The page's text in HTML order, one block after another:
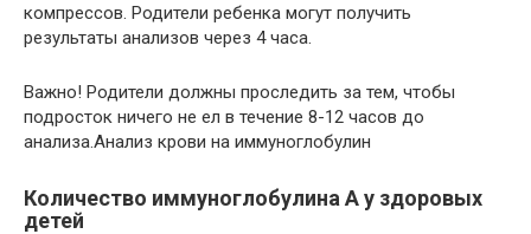
компрессов. Родители ребенка могут получить
результаты анализов через 4 часа.
Важно! Родители должны проследить за тем, чтобы
подросток ничего не ел в течение 8-12 часов до
анализа.Анализ крови на иммуноглобулин
Количество иммуноглобулина A у здоровых
детей